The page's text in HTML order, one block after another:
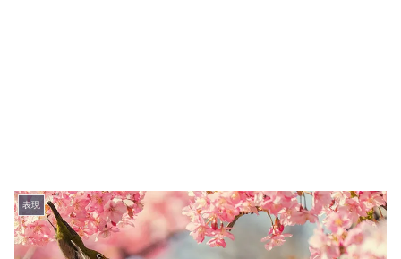
表現